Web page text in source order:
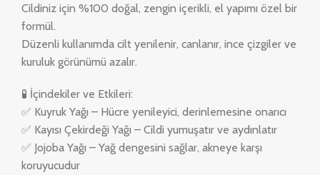
Cildiniz için %100 doğal, zengin içerikli, el yapımı özel bir
formül.
Düzenli kullanımda cilt yenilenir, canlanır, ince çizgiler ve
kuruluk görünümü azalır.
🧪 İçindekiler ve Etkileri:
✅ Kuyruk Yağı – Hücre yenileyici, derinlemesine onarıcı
✅ Kayısı Çekirdeği Yağı – Cildi yumuşatır ve aydınlatır
✅ Jojoba Yağı – Yağ dengesini sağlar, akneye karşı
koruyucudur